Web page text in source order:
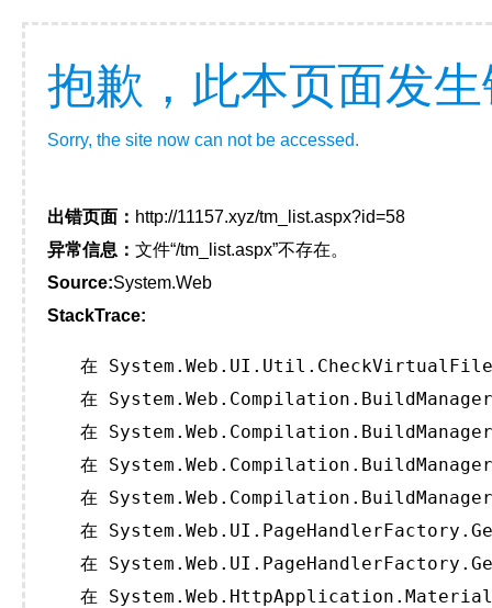
抱歉，此本页面发
Sorry, the site now can not be accessed.
出错页面： http://11157.xyz/tm_list.aspx?id=58
异常信息： 文件“/tm_list.aspx”不存在。
Source:System.Web
StackTrace:
在
在
在
在
在
在
在
在